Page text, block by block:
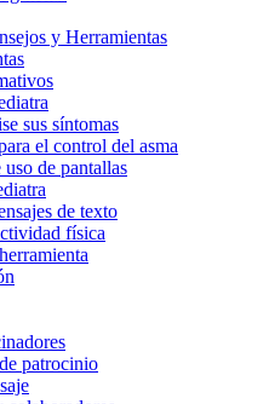
y Herramientas
sus síntomas
el control del asma
de pantallas
de texto
física
patrocinio